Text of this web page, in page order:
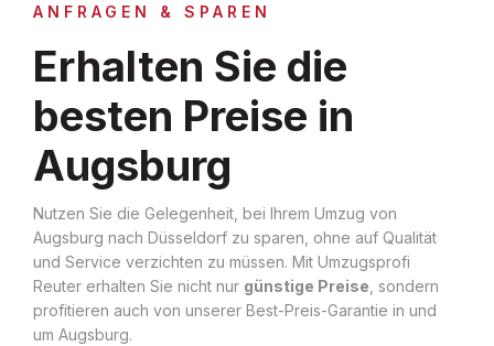
ANFRAGEN & SPAREN
Erhalten Sie die
besten Preise in
Augsburg
Nutzen Sie die Gelegenheit, bei Ihrem Umzug von
Augsburg nach Düsseldorf zu sparen, ohne auf Qualität
und Service verzichten zu müssen. Mit Umzugsprofi
Reuter erhalten Sie nicht nur günstige Preise , sondern
profitieren auch von unserer Best-Preis-Garantie in und
um Augsburg.